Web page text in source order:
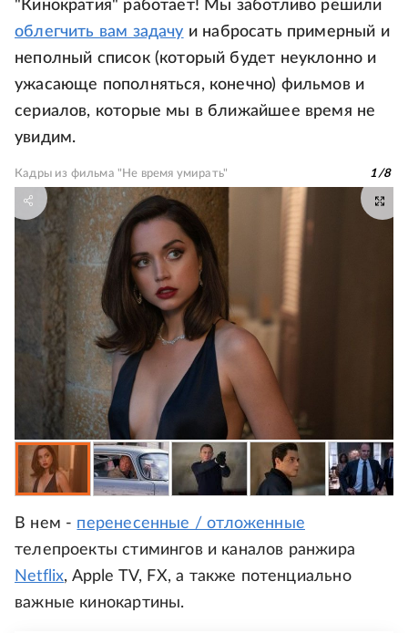
"Кинократия" работает! Мы заботливо решили
облегчить вам задачу и набросать примерный и
неполный список (который будет неуклонно и
ужасающе пополняться, конечно) фильмов и
сериалов, которые мы в ближайшее время не
увидим.
Кадры из фильма "Не время умирать" 1/8
В нем - перенесенные / отложенные
телепроекты стимингов и каналов ранжира
Netflix, Apple TV, FX, а также потенциально
важные кинокартины.